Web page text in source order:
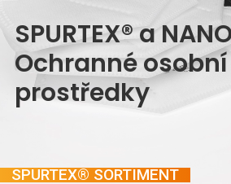
SPURTEX® SORTIMENT
SPURTEX®a NAN
Ochrannéosobní
prostředky